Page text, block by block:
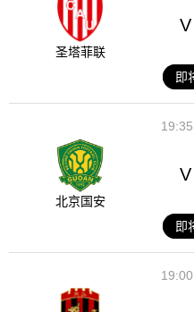
圣塔菲联
V
即
19:35
北京国安
V
即
19:00